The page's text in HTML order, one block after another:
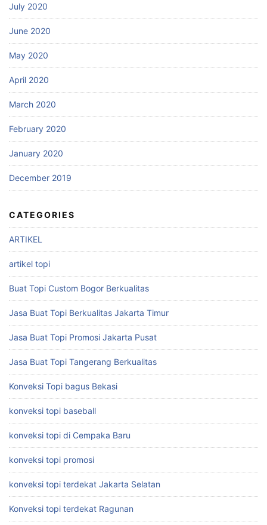
July 2020
June 2020
May 2020
April 2020
March 2020
February 2020
January 2020
December 2019
CATEGORIES
ARTIKEL
artikel topi
Buat Topi Custom Bogor Berkualitas
Jasa Buat Topi Berkualitas Jakarta Timur
Jasa Buat Topi Promosi Jakarta Pusat
Jasa Buat Topi Tangerang Berkualitas
Konveksi Topi bagus Bekasi
konveksi topi baseball
konveksi topi di Cempaka Baru
konveksi topi promosi
konveksi topi terdekat Jakarta Selatan
Konveksi topi terdekat Ragunan